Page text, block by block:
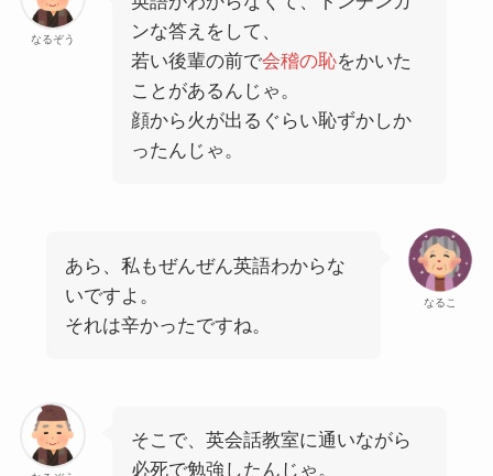
なるぞう
ンな答えをして、
若い後輩の前で会稽の恥をかいた
ことがあるんじゃ。
顔から火が出るぐらい恥ずかしか
ったんじゃ。
なるこ
あら、私もぜんぜん英語わからな
いですよ。
それは辛かったですね。
そこで、英会話教室に通いながら
必死で勉強したんじゃ。